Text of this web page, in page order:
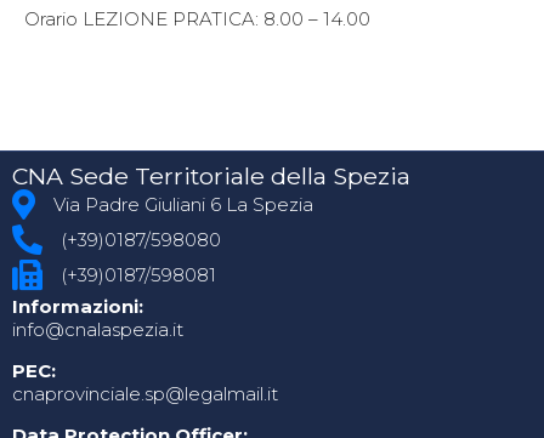
Orario LEZIONE PRATICA: 8.00 – 14.00
CNA Sede Territoriale della Spezia
Via Padre Giuliani 6 La Spezia
(+39)0187/598080
(+39)0187/598081
Informazioni:
info@cnalaspezia.it
PEC:
cnaprovinciale.sp@legalmail.it